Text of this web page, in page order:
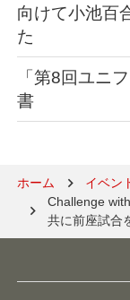
向けて小池百
た
「第8回ユニ
書
ホーム イベン
Challenge
共に前座試合